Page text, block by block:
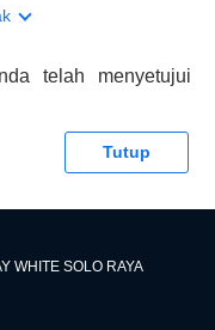
layanan live chat
persyaratan
kamu bisa cek
sebagai pihak
yang rekanan
telah menyetujui
Tutup
WHITE SOLO RAYA